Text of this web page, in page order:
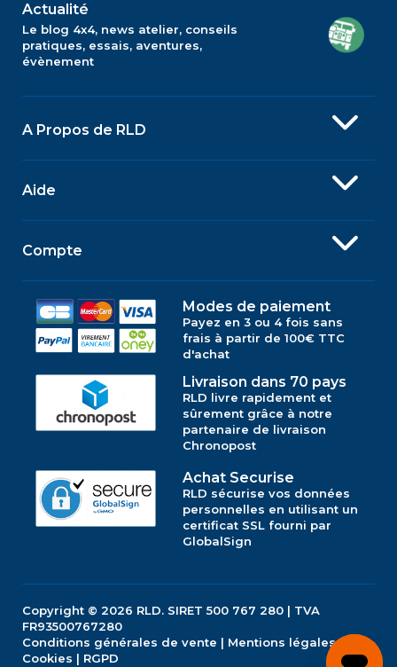
Actualité
Le blog 4x4, news atelier, conseils
pratiques, essais, aventures,
évènement
A Propos de RLD
Aide
Compte
Modes de paiement
Payez en 3 ou 4 fois sans
frais à partir de 100€ TTC
d'achat
Livraison dans 70 pays
RLD livre rapidement et
sûrement grâce à notre
partenaire de livraison
Chronopost
Achat Securise
RLD sécurise vos données
personnelles en utilisant un
certificat SSL fourni par
GlobalSign
Copyright © 2026 RLD. SIRET 500 767 280 | TVA
FR93500767280
Conditions générales de vente | Mentions légales|
Cookies | RGPD